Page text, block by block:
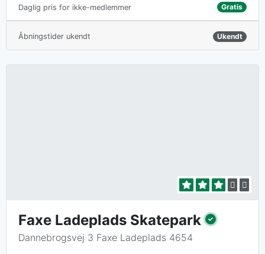
Daglig pris for ikke-medlemmer Gratis
Åbningstider ukendt Ukendt
Faxe Ladeplads Skatepark
Dannebrogsvej 3 Faxe Ladeplads 4654